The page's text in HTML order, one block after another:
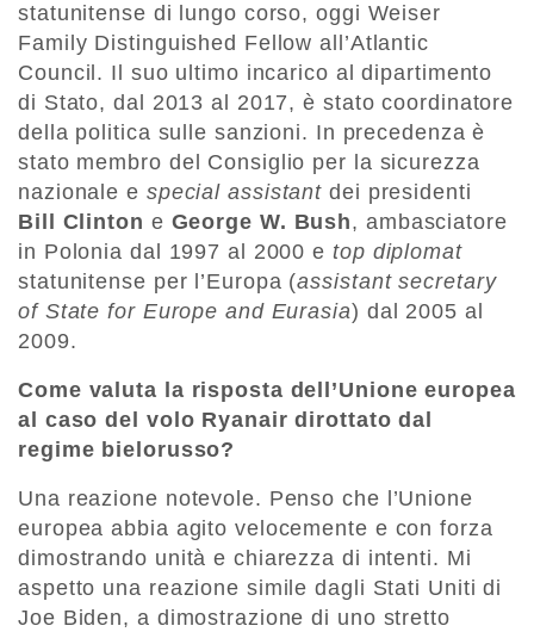
statunitense di lungo corso, oggi Weiser
Family Distinguished Fellow all’Atlantic
Council. Il suo ultimo incarico al dipartimento
di Stato, dal 2013 al 2017, è stato coordinatore
della politica sulle sanzioni. In precedenza è
stato membro del Consiglio per la sicurezza
nazionale e special assistant dei presidenti
Bill Clinton e George W. Bush, ambasciatore
in Polonia dal 1997 al 2000 e top diplomat
statunitense per l’Europa (assistant secretary
of State for Europe and Eurasia) dal 2005 al
2009.
Come valuta la risposta dell’Unione europea
al caso del volo Ryanair dirottato dal
regime bielorusso?
Una reazione notevole. Penso che l’Unione
europea abbia agito velocemente e con forza
dimostrando unità e chiarezza di intenti. Mi
aspetto una reazione simile dagli Stati Uniti di
Joe Biden, a dimostrazione di uno stretto